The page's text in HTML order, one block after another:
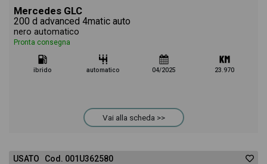
Mercedes GLC
200 d advanced 4matic auto
nero automatico
Pronta consegna
ibrido automatico 04/2025 23.970
Vai alla scheda >>
USATO Cod. 001U362580